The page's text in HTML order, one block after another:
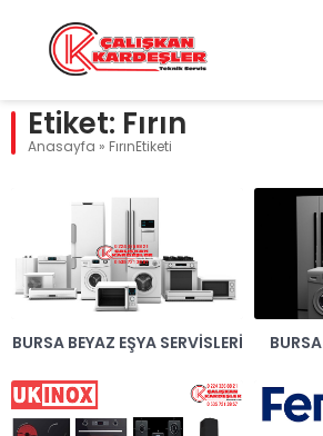
Etiket: Fırın
Anasayfa » FırınEtiketi
BURSA BEYAZ EŞYA SERVISLERI